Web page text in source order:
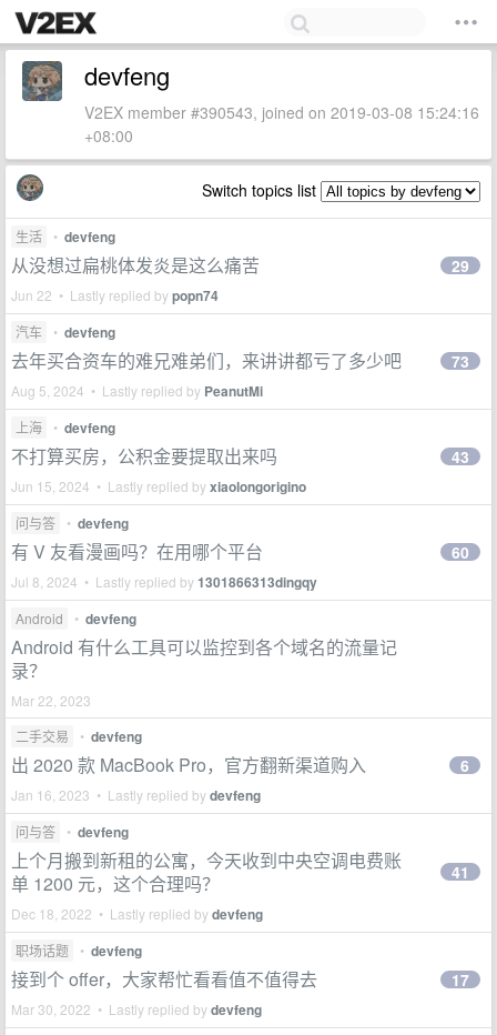
devfeng
V2EX member #390543, joined on 2019-03-08 15:24:16
+08:00
Switch topics list
生活 • devfeng
从没想过扁桃体发炎是这么痛苦
Jun 22 • Lastly replied bypopn74
29
汽车 • devfeng
去年买合资车的难兄难弟们，来讲讲都亏了多少吧
Aug 5, 2024 • Lastly replied by PeanutMi
73
上海 • devfeng
不打算买房，公积金要提取出来吗
Jun 15, 2024 • Lastly replied byxiaolongorigino
43
问与答 • devfeng
有 V 友看漫画吗？在用哪个平台
Jul 8, 2024 • Lastly replied by1301866313dingqy
60
Android • devfeng
Android 有什么工具可以监控到各个域名的流量记
录？
Mar 22, 2023
二手交易
• devfeng
出 2020 款 MacBook Pro，官方翻新渠道购入
Jan 16, 2023 • Lastly replied bydevfeng
6
问与答 • devfeng
上个月搬到新租的公寓，今天收到中央空调电费账
单 1200 元，这个合理吗？
Dec 18, 2022 • Lastly replied bydevfeng
41
职场话题 • devfeng
接到个 offer，大家帮忙看看值不值得去
Mar 30, 2022 • Lastly replied bydevfeng
17